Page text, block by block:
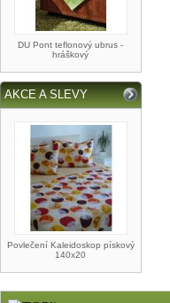
DU Pont teflonový ubrus -
hráškový
AKCE A SLEVY
Povlečení Kaleidoskop pískový
140x20